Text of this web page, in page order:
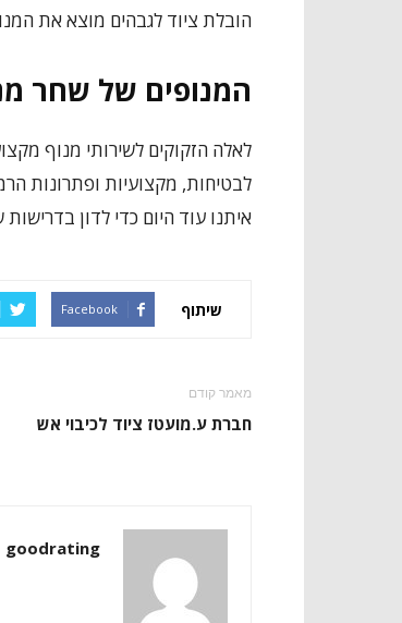
הובלת ציוד לגבהים מוצא את
המנופים של שחר
לבטיחות, מקצועיות ופתרונות
איתנו עוד היום כדי לדון
שיתוף Facebook
מאמר קודם
חברת ע.מועטז ציוד לכיבוי אש
goodrating